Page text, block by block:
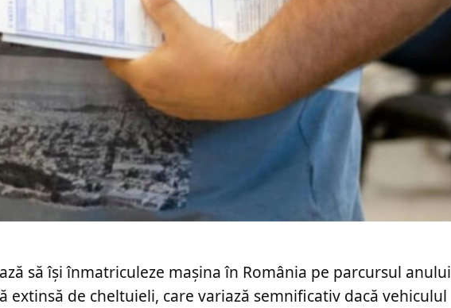
să își înmatriculeze mașina în România pe parcursul anului
extinsă de cheltuieli, care variază semnificativ dacă vehiculul